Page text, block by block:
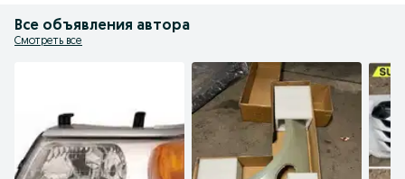
Все объявления автора
Смотреть все